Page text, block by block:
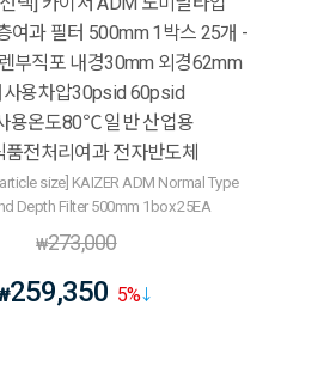
여과 필터 500mm 1박스 25개 -
부직포 내경30mm 외경62mm
사용차압30psid 60psid
용온도80℃ 일반 산업용
품전처리여과 전자반도체
size] KAIZER ADM Normal Type
Depth Filter 500mm 1box 25EA
₩273,000
259,350 5%